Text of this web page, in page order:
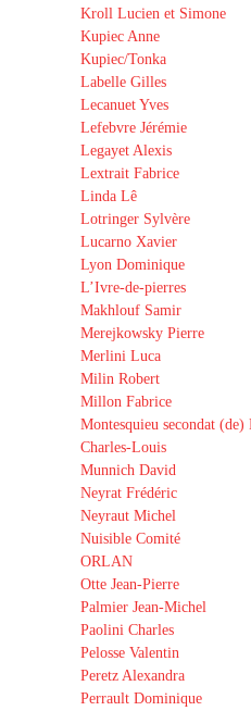
Kroll Lucien et Simone
Kupiec Anne
Kupiec/Tonka
Labelle Gilles
Lecanuet Yves
Lefebvre Jérémie
Legayet Alexis
Lextrait Fabrice
Linda Lê
Lotringer Sylvère
Lucarno Xavier
Lyon Dominique
L’Ivre-de-pierres
Makhlouf Samir
Merejkowsky Pierre
Merlini Luca
Milin Robert
Millon Fabrice
Montesquieu secondat (de)
Charles-Louis
Munnich David
Neyrat Frédéric
Neyraut Michel
Nuisible Comité
ORLAN
Otte Jean-Pierre
Palmier Jean-Michel
Paolini Charles
Pelosse Valentin
Peretz Alexandra
Perrault Dominique